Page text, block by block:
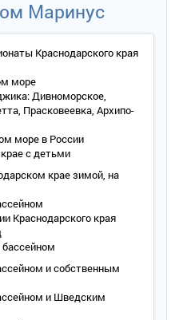
Маринус
Краснодарского края
море
Дивноморское,
Прасковеевка, Архипо-
море в России
с детьми
крае зимой, на
Краснодарского края
и собственным
и Шведским